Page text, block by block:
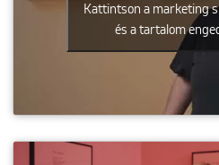
Kattintson a marketing
és a tartalom